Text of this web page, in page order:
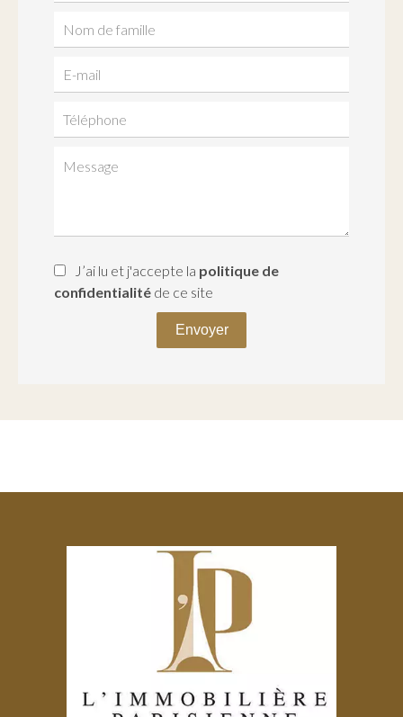
J’ai lu et j'accepte la politique de
confidentialité de ce site
Envoyer